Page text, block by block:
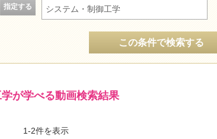
指定する システム・制御工学
この条件で検索する
が学べる動画検索結果
1-2件を表示